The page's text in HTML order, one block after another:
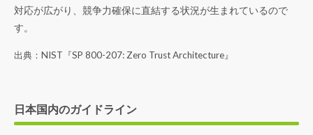
対応が広がり、競争力確保に直結する状況が生まれているので
す。
出典：NIST『SP 800-207: Zero Trust Architecture』
日本国内のガイドライン